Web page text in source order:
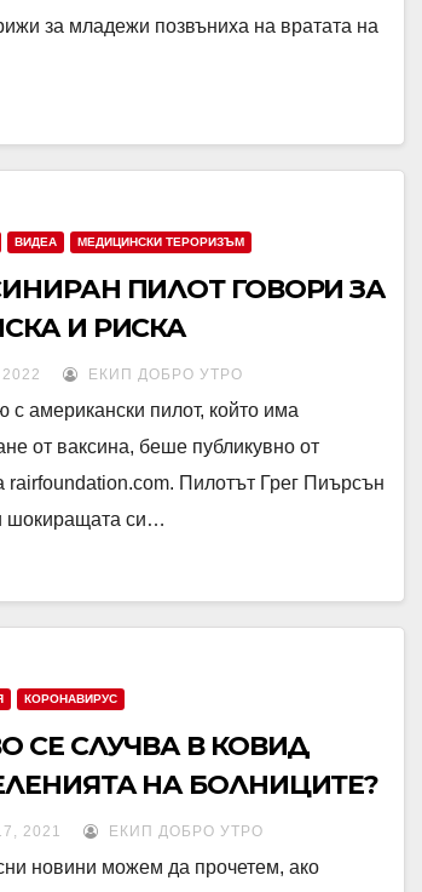
за младежи позвъниха на вратата на
ВИДЕА МЕДИЦИНСКИ ТЕРОРИЗЪМ
ПИЛОТ ГОВОРИ ЗА
И РИСКА
ЕКИП ДОБРО УТРО
с американски пилот, който има
от ваксина, беше публикувно от
rairfoundation.com. Пилотът Грег Пиърсън
шокиращата си…
КОРОНАВИРУС
СЕ СЛУЧВА В КОВИД
НА БОЛНИЦИТЕ?
2021 ЕКИП ДОБРО УТРО
новини можем да прочетем, ако